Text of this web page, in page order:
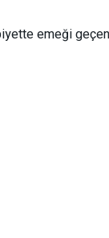
emeği